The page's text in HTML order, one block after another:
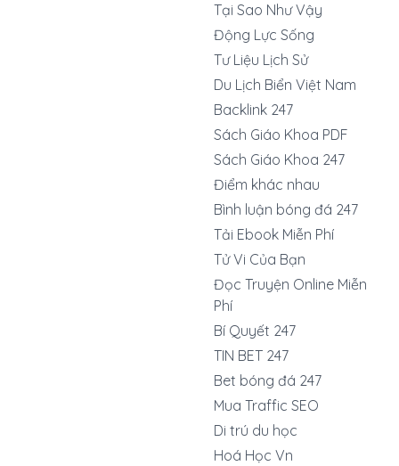
Tại Sao Như Vậy
Động Lực Sống
Tư Liệu Lịch Sử
Du Lịch Biển Việt Nam
Backlink 247
Sách Giáo Khoa PDF
Sách Giáo Khoa 247
Điểm khác nhau
Bình luận bóng đá 247
Tải Ebook Miễn Phí
Tử Vi Của Bạn
Đọc Truyện Online Miễn
Phí
Bí Quyết 247
TIN BET 247
Bet bóng đá 247
Mua Traffic SEO
Di trú du học
Hoá Học Vn